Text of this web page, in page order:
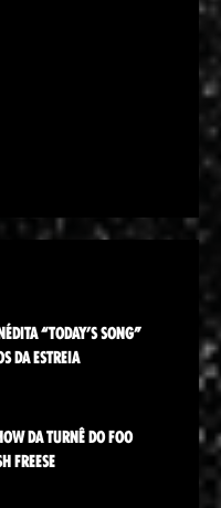
“TODAY’S SONG”
DA ESTREIA
DA TURNÊ DO FOO
FREESE